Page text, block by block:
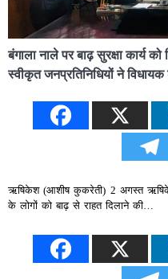
बंगाला नाले पर बाढ़ सुरक्षा कार्य
स्वीकृत जनप्रतिनिधियों ने
ऋषिकेश (आशीष कुकरेती) 2 अगस्त ऋषिकेश
के लोगों को बाढ़ से राहत दिलाने की…